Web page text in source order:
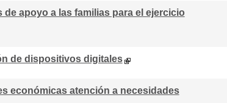
apoyo a las familias para el ejercicio
de dispositivos digitales
económicas atención a necesidades